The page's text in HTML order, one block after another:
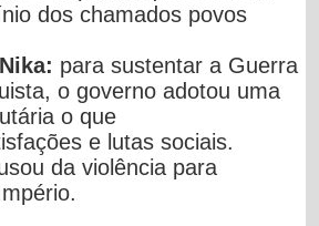
dos chamados povos
para sustentar a Guerra
ogoverno adotou uma
o que
e lutas sociais.
da violência para